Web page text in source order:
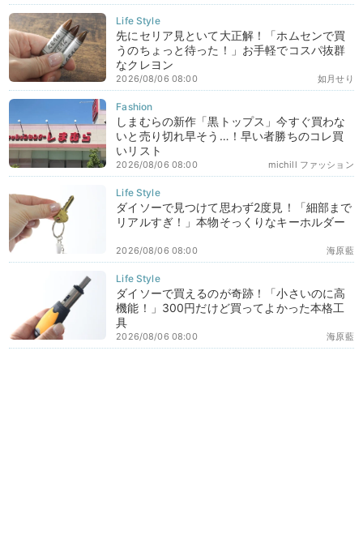
先にセリア見といて大正解！「ホムセンで買
うのちょっと待った！」お手軽でコスパ抜群
なクレヨン
如月せり
2026/08/06 08:00
しまむらの新作「黒トップス」今すぐ買わな
いと売り切れ早そう…！早い者勝ちのコレ買
いリスト
michill ファッション
2026/08/06 08:00
ダイソーで見つけて思わず2度見！「細部まで
リアルすぎ！」本物そっくりなキーホルダー
海原藍
2026/08/06 08:00
ダイソーで買えるのが奇跡！「小さいのに高
機能！」300円だけど買ってよかった本格工
具
海原藍
2026/08/06 08:00